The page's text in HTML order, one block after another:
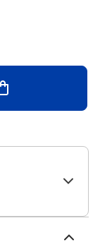
rétracte
et 2 poteaux